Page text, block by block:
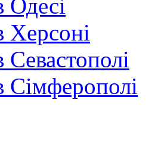
Одесі
Херсоні
Сімферополі